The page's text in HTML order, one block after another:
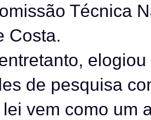
Técnica
Costa.
de pesquisa
vem como um